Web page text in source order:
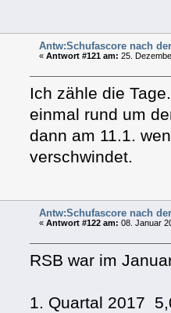
Antw:Schufascore nach
«Antwort #121 am: 25.
Ich zähle die
einmal rund um
dann am 11.1.
verschwindet.
Antw:Schufascore nach
«Antwort #122 am: 08. Januar
RSB war im
1. Quartal 2017